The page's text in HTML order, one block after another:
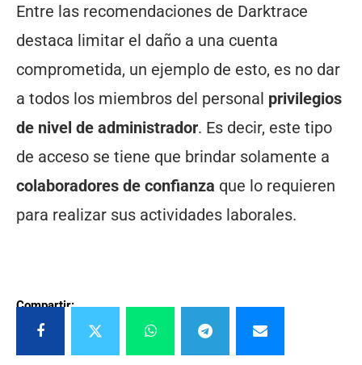
Entre las recomendaciones de Darktrace
destaca limitar el daño a una cuenta
comprometida, un ejemplo de esto, es no dar
a todos los miembros del personal privilegios
de nivel de administrador. Es decir, este tipo
de acceso se tiene que brindar solamente a
colaboradores de confianza que lo requieren
para realizar sus actividades laborales.
Compartir: